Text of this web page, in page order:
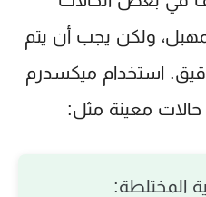
ولكن يجب أن يتم
استخدام ميكسدرم
معينة مثل:
المختلطة: